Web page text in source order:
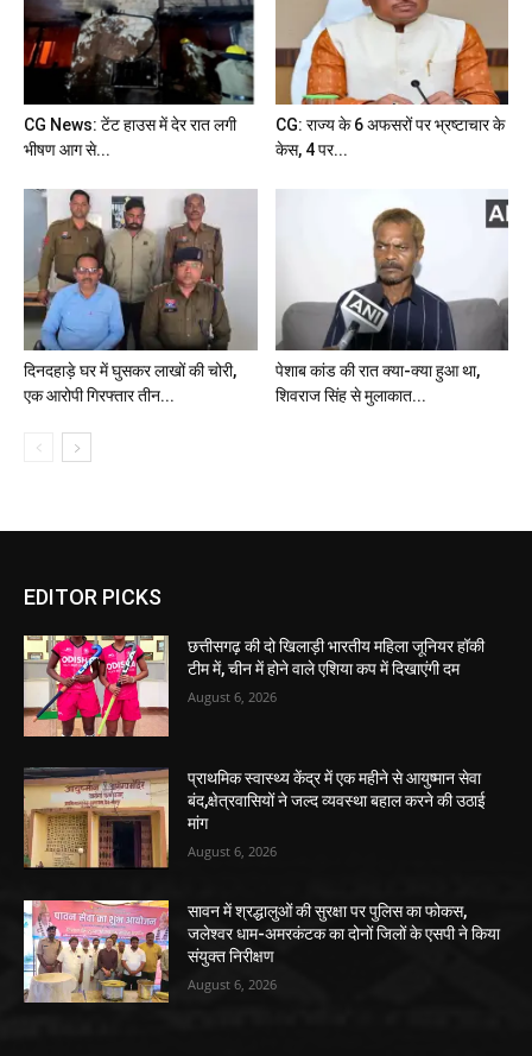
CG News: टेंट हाउस में देर रात लगी
भीषण आग से...
CG: राज्य के 6 अफसरों पर भ्रष्टाचार के
केस, 4 पर...
दिनदहाड़े घर में घुसकर लाखों की चोरी,
एक आरोपी गिरफ्तार तीन...
पेशाब कांड की रात क्या-क्या हुआ था,
शिवराज सिंह से मुलाकात...
EDITOR PICKS
छत्तीसगढ़ की दो खिलाड़ी भारतीय महिला जूनियर हॉकी
टीम में, चीन में होने वाले एशिया कप में दिखाएंगी दम
August 6, 2026
प्राथमिक स्वास्थ्य केंद्र में एक महीने से आयुष्मान सेवा
बंद,क्षेत्रवासियों ने जल्द व्यवस्था बहाल करने की उठाई
मांग
August 6, 2026
सावन में श्रद्धालुओं की सुरक्षा पर पुलिस का फोकस,
जलेश्वर धाम-अमरकंटक का दोनों जिलों के एसपी ने किया
संयुक्त निरीक्षण
August 6, 2026